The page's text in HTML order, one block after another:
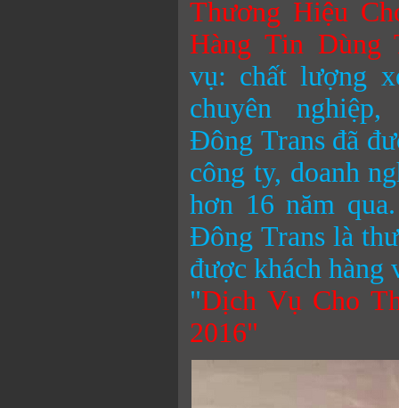
Thương Hiệu
Hàng Tin Dùng
vụ: chất lượng
chuyên
Đông Trans đã
công ty, doanh
hơn 16 năm
ĐôngTrans là
được khách hàng
"Dịch Vụ Cho
2016"